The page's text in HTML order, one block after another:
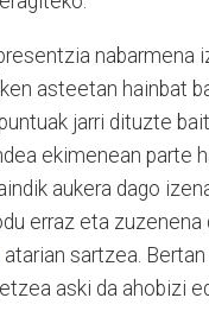
nabarmena
asteetan hainbat
jarri dituzte
ekimenean parte
aukera dago
erraz eta zuzenena
atarian sartzea.
aski da ahobizi